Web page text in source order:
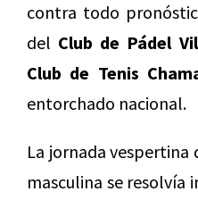
contra todo
del Club de Pádel
Club de Tenis
entorchado nacional.
La jornada vespertina
masculina se resolvía